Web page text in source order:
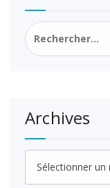
Rechercher :
Archives
Archives